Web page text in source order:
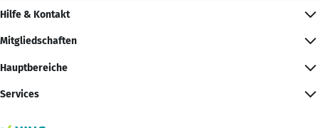
Hilfe & Kontakt
Mitgliedschaften
Hauptbereiche
Services